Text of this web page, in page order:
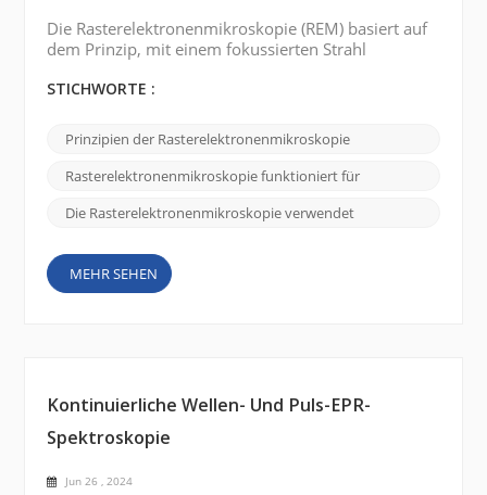
Die Rasterelektronenmikroskopie (REM) basiert auf
dem Prinzip, mit einem fokussierten Strahl
Probe zu untersuchen und ein hochauflösendes,
SEM funktioniert mithilfe einer Elektronenquelle,
üblicherweise einem erhitzten Wolframfaden oder
einer Feldemissionskanone, um einen
STICHWORTE :
Prinzipien der Rasterelektronenmikroskopie
Rasterelektronenmikroskopie funktioniert für
Die Rasterelektronenmikroskopie verwendet
MEHR SEHEN
Kontinuierliche Wellen- Und Puls-EPR-
Spektroskopie
Jun 26 , 2024